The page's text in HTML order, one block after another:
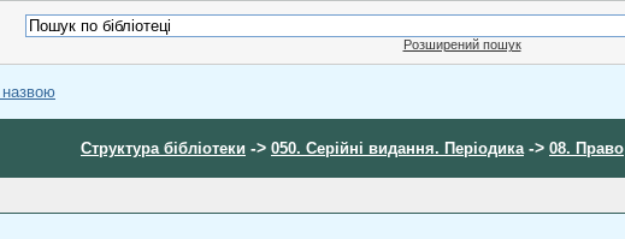
Розширений пошук
назвою
Структура бібліотеки -> 050. Серійні видання. Періодика -> 08. Право